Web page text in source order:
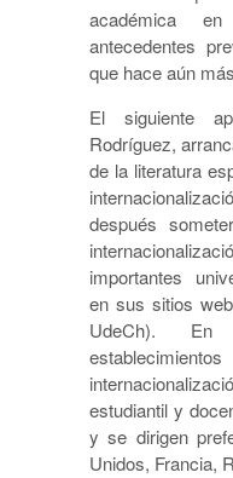
académica
antecedentes
que hace aún
El siguiente
Rodríguez,
de la literatura
después
importantes
en sus sitios
UdeCh).
estudiantil y
y se dirigen
Unidos, Francia,